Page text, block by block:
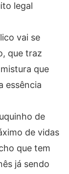
legal
vai se
que traz
que
essência
de
de vidas
que tem
já sendo